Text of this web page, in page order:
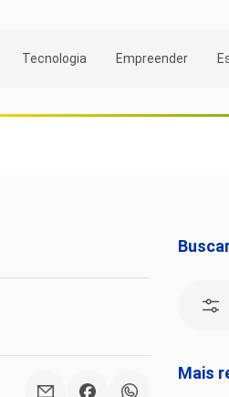
Tecnologia Empreender
Mais